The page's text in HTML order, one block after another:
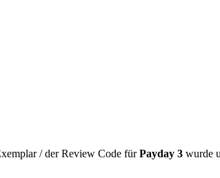
/ der Review Code fürPayday 3 wurde